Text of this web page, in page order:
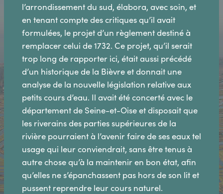
l’arrondissement du sud, élabora, avec soin, et
en tenant compte des critiques qu’il avait
formulées, le projet d’un règlement destiné à
remplacer celui de 1732. Ce projet, qu’il serait
trop long de rapporter ici, était aussi précédé
d’un historique de la Bièvre et donnait une
analyse de la nouvelle législation relative aux
petits cours d’eau. Il avait été concerté avec le
département de Seine-et-Oise et disposait que
les riverains des parties supérieures de la
rivière pourraient à l’avenir faire de ses eaux tel
usage qui leur conviendrait, sans être tenus à
autre chose qu’à la maintenir en bon état, afin
qu’elles ne s’épanchassent pas hors de son lit et
pussent reprendre leur cours naturel.